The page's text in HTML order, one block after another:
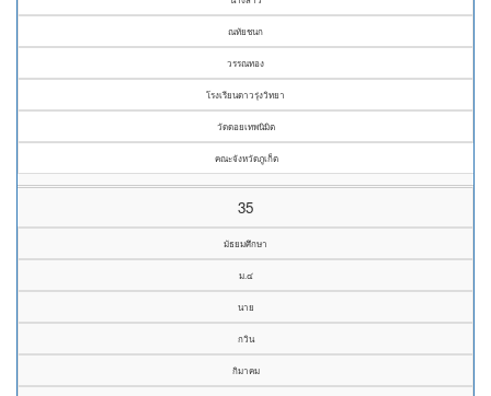
ณทัยชนก
วรรณทอง
โรงเรียนดาวรุ่งวิทยา
วัดดอยเทพนิมิต
คณะจังหวัดภูเก็ต
35
มัธยมศึกษา
ม.๔
นาย
กวิน
กิมาคม